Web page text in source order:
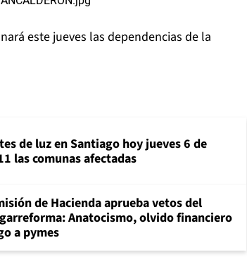
este jueves las dependencias de la
de luz en Santiago hoy jueves 6 de
las comunas afectadas
de Hacienda aprueba vetos del
Anatocismo, olvido financiero
a pymes